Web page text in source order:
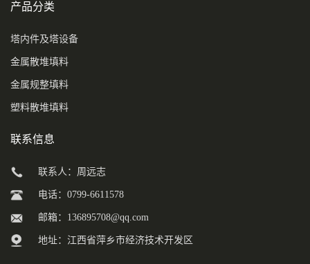
产品分类
塔内件及塔设备
金属散堆填料
金属规整填料
塑料散堆填料
联系信息
联系人：周远志
电话：0799-6611578
邮箱： 136895708@qq.com
地址：江西省萍乡市经济技术开发区